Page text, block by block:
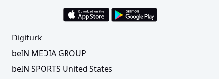
Digiturk
beIN MEDIA GROUP
beIN SPORTS United States